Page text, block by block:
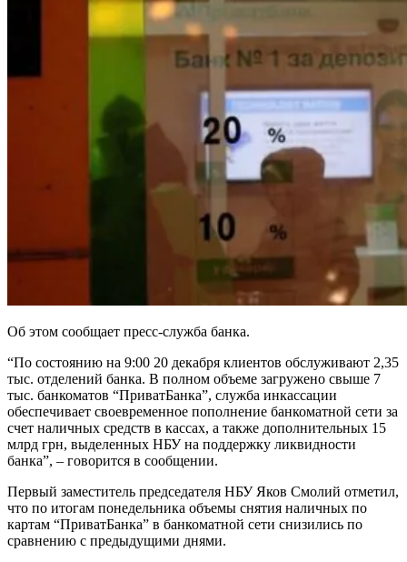
Об этом сообщает пресс-служба банка.
“По состоянию на 9:00 20 декабря клиентов обслуживают 2,35
тыс. отделений банка. В полном объеме загружено свыше 7
тыс. банкоматов “ПриватБанка”, служба инкассации
обеспечивает своевременное пополнение банкоматной сети за
счет наличных средств в кассах, а также дополнительных 15
млрд грн, выделенных НБУ на поддержку ликвидности
банка”, – говорится в сообщении.
Первый заместитель председателя НБУ Яков Смолий отметил,
что по итогам понедельника объемы снятия наличных по
картам “ПриватБанка” в банкоматной сети снизились по
сравнению с предыдущими днями.